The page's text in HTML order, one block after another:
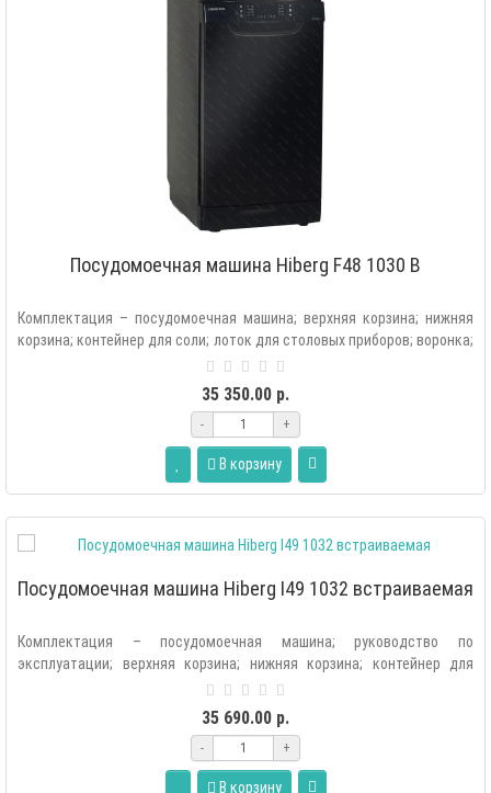
Посудомоечная машина Hiberg F48 1030 B
Комплектация – посудомоечная машина; верхняя корзина; нижняя
корзина; контейнер для соли; лоток для столовых приборов; воронка;
35 350.00 р.
- +
В корзину
Посудомоечная машина Hiberg I49 1032 встраиваемая
Комплектация – посудомоечная машина; руководство по
эксплуатации; верхняя корзина; нижняя корзина; контейнер для
35 690.00 р.
- +
В корзину